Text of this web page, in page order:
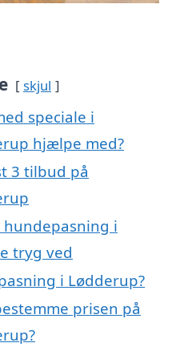
skjul
speciale i
hjælpe med?
3 tilbud på
i
tryg ved
i Lødderup?
prisen på